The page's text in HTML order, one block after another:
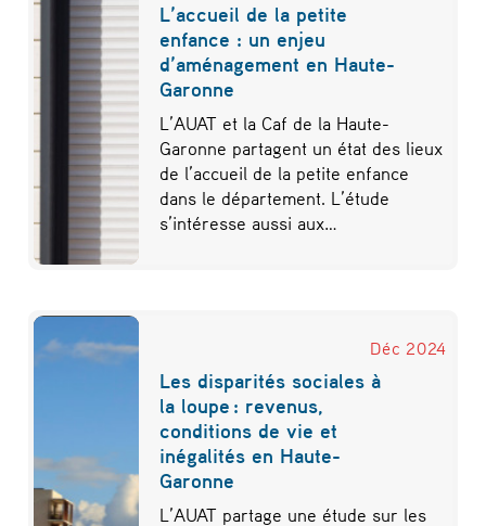
L’accueil de la petite
enfance : un enjeu
d’aménagement en Haute-
Garonne
L’AUAT et la Caf de la Haute-
Garonne partagent un état des lieux
de l’accueil de la petite enfance
dans le département. L’étude
s’intéresse aussi aux…
Déc 2024
Les disparités sociales à
la loupe : revenus,
conditions de vie et
inégalités en Haute-
Garonne
L’AUAT partage une étude sur les